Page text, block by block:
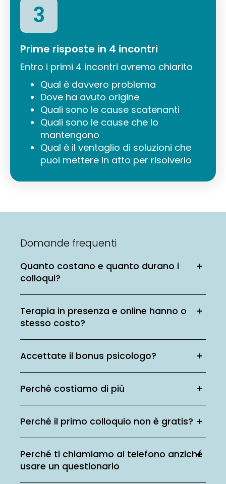
3
Prime risposte in 4 incontri
Entro i primi 4 incontri avremo chiarito
Qual è davvero problema
Dove ha avuto origine
Quali sono le cause scatenanti
Quali sono le cause che lo
mantengono
Qual è il ventaglio di soluzioni che
puoi mettere in atto per risolverlo
Domande frequenti
Quanto costano e quanto durano i
colloqui?
Terapia in presenza e online hanno o
stesso costo?
Accettate il bonus psicologo?
Perché costiamo di più
Perché il primo colloquio non è gratis?
Perché ti chiamiamo al telefono anziché
usare un questionario